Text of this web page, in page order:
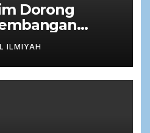
Dorong
Cabai bersama
ILMIYAH